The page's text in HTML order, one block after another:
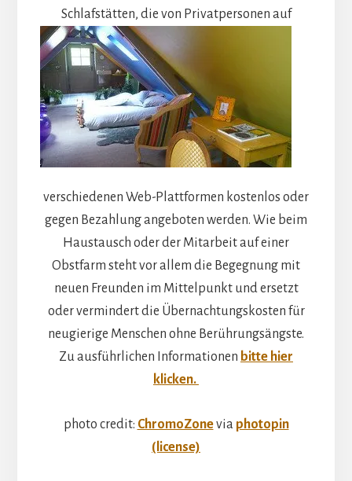
Schlafstätten, die von Privatpersonen auf
verschiedenen Web-Plattformen kostenlos oder
gegen Bezahlung angeboten werden. Wie beim
Haustausch oder der Mitarbeit auf einer
Obstfarm steht vor allem die Begegnung mit
neuen Freunden im Mittelpunkt und ersetzt
oder vermindert die Übernachtungskosten für
neugierige Menschen ohne Berührungsängste.
Zu ausführlichen Informationen bitte hier
klicken.
photo credit: ChromoZonevia photopin
(license)